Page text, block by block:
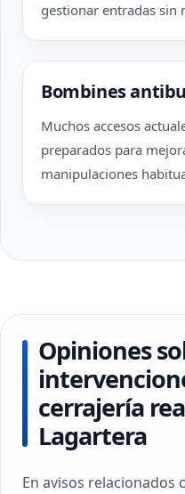
gestionar entradas sin
Bombines
Muchos accesos
preparados para
manipulaciones
Opiniones
cerrajería
Lagartera
En avisos relacionados